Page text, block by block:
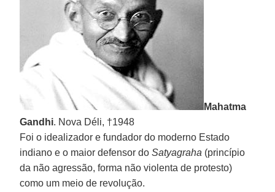
Mahatma
Gandhi. Nova Déli, †1948
Foi o idealizador e fundador do moderno Estado
indiano e o maior defensor doSatyagraha (princípio
da não agressão, forma não violenta de protesto)
como um meio de revolução.